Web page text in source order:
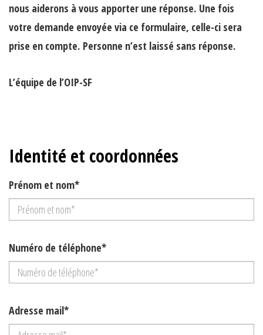
nous aiderons à vous apporter une réponse. Une fois
votre demande envoyée via ce formulaire, celle-ci sera
prise en compte. Personne n’est laissé sans réponse.
L’équipe de l’OIP-SF
Identité et coordonnées
Prénom et nom*
Numéro de téléphone*
Adresse mail*